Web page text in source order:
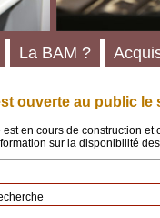
ouverte au public le
en cours de construction
sur la disponibilité
La BAM ?